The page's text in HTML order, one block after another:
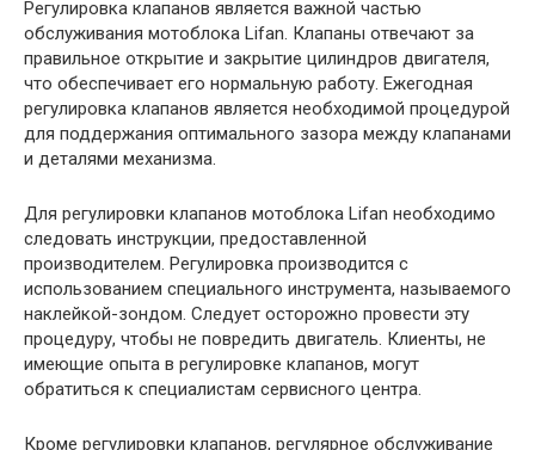
Регулировка клапанов является важной частью
обслуживания мотоблока Lifan. Клапаны отвечают за
правильное открытие и закрытие цилиндров двигателя,
что обеспечивает его нормальную работу. Ежегодная
регулировка клапанов является необходимой процедурой
для поддержания оптимального зазора между клапанами
и деталями механизма.
Для регулировки клапанов мотоблока Lifan необходимо
следовать инструкции, предоставленной
производителем. Регулировка производится с
использованием специального инструмента, называемого
наклейкой-зондом. Следует осторожно провести эту
процедуру, чтобы не повредить двигатель. Клиенты, не
имеющие опыта в регулировке клапанов, могут
обратиться к специалистам сервисного центра.
Кроме регулировки клапанов, регулярное обслуживание